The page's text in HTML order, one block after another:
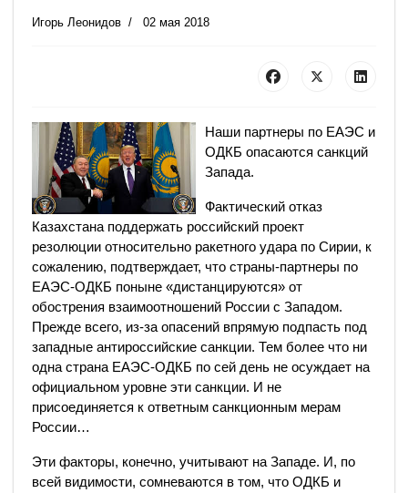
Игорь Леонидов 02 мая 2018
Наши партнеры по ЕАЭС и
ОДКБ опасаются санкций
Запада.
Фактический отказ
Казахстана поддержать российский проект
резолюции относительно ракетного удара по Сирии, к
сожалению, подтверждает, что страны-партнеры по
ЕАЭС-ОДКБ поныне «дистанцируются» от
обострения взаимоотношений России с Западом.
Прежде всего, из-за опасений впрямую подпасть под
западные антироссийские санкции. Тем более что ни
одна страна ЕАЭС-ОДКБ по сей день не осуждает на
официальном уровне эти санкции. И не
присоединяется к ответным санкционным мерам
России…
Эти факторы, конечно, учитывают на Западе. И, по
всей видимости, сомневаются в том, что ОДКБ и